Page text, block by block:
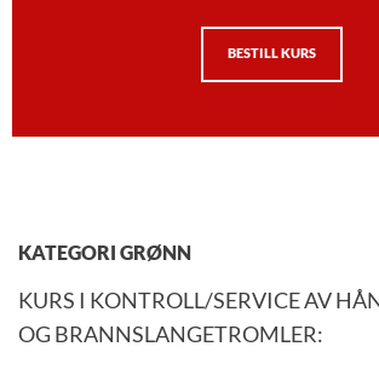
BESTILL KURS
KATEGORI GRØNN
KURS I KONTROLL/SERVICE AV
OG BRANNSLANGETROMLER: